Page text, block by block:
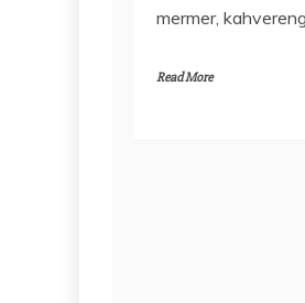
mermer,
Read More